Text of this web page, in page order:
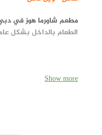
مطعم شاورما هوز في
الطعام بالداخل بشكل
Show more